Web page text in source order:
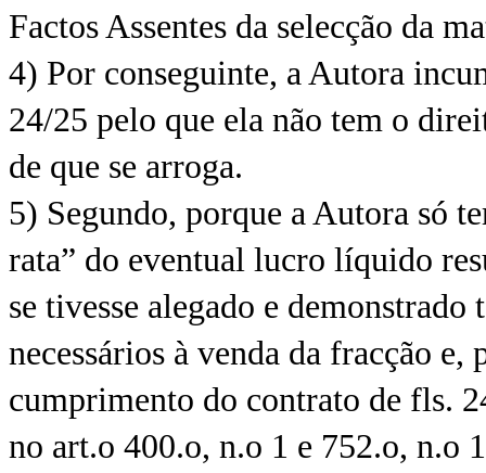
Factos Assentes da selecção da
4) Por conseguinte, a Autora
24/25 pelo que ela não tem o
de que se arroga.
5) Segundo, porque a Autora só
rata” do eventual lucro líquido
se tivesse alegado e
necessários à venda da fracção
cumprimento do contrato de fls.
no art.o 400.o, n.o 1 e 752.o, n.o